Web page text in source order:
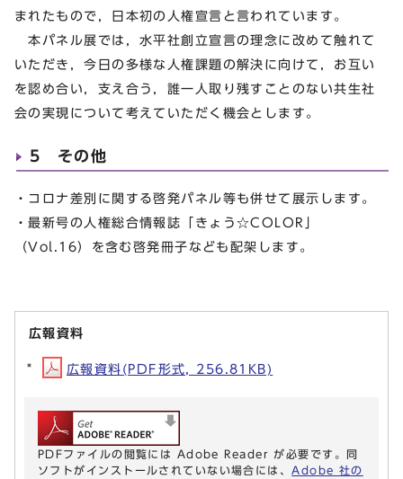
まれたもので，日本初の人権宣言と言われています。
本パネル展では，水平社創立宣言の理念に改めて触れて
いただき，今日の多様な人権課題の解決に向けて，お互い
を認め合い，支え合う，誰一人取り残すことのない共生社
会の実現について考えていただく機会とします。
5 その他
・コロナ差別に関する啓発パネル等も併せて展示します。
・最新号の人権総合情報誌「きょう☆COLOR」
（Vol.16）を含む啓発冊子なども配架します。
広報資料
広報資料(PDF形式, 256.81KB)
PDFファイルの閲覧には Adobe Reader が必要です。同
ソフトがインストールされていない場合には、 Adobe 社の